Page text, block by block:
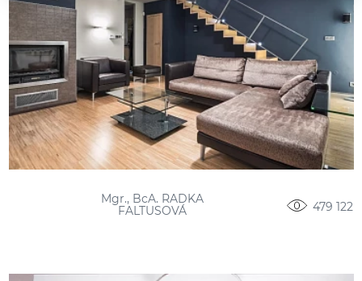
Mgr., BcA. RADKA
FALTUSOVÁ
479 122